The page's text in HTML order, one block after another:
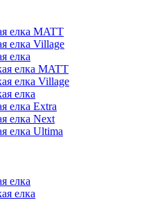
елка MATT
елка Village
елка
елка MATT
елка Village
елка
елка Extra
елка Next
елка Ultima
елка
елка